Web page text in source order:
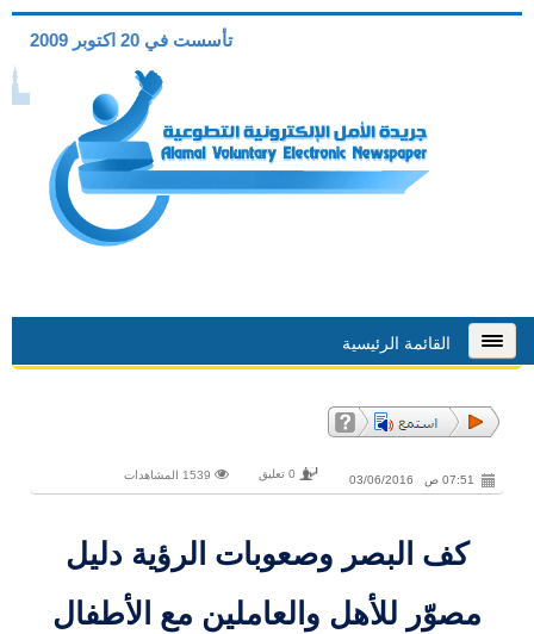
تأسست في 20 اكتوبر 2009
القائمة الرئيسية
07:51 ص 03/06/2016 0 تعليق
كف البصر وصعوبات الرؤية دليل
مصوّر للأهل والعاملين مع الأطفال